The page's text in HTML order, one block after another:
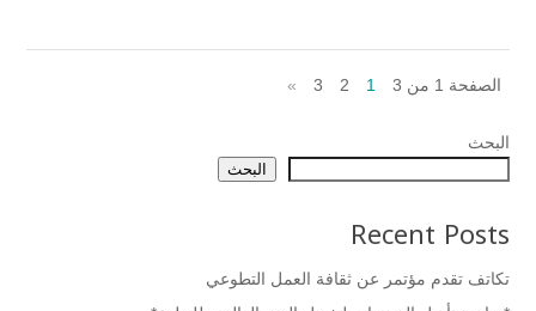
الصفحة 1 من 3 1
2
3
»
البحث
البحث
Recent Posts
تكاتف تقدم مؤتمر عن ثقافة العمل التطوعي